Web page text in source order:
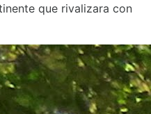
que rivalizara con